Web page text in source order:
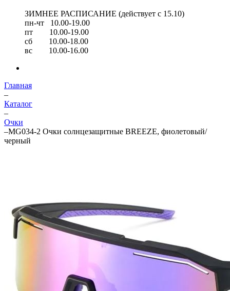
ЗИМНЕЕ РАСПИСАНИЕ (действует с 15.10)
пн-чт 10.00-19.00
пт 10.00-19.00
сб 10.00-18.00
вс 10.00-16.00
Главная
–
Каталог
–
Очки
–MG034-2 Очки солнцезащитные BREEZE, фиолетовый/
черный